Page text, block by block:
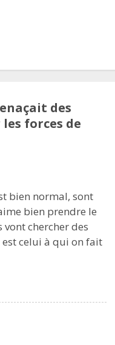
des
forces de
bien normal, sont
bien prendre le
chercher des
est celui à qui on fait